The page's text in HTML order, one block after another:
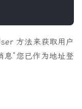
方法来获取用户
息“您已作为地址登